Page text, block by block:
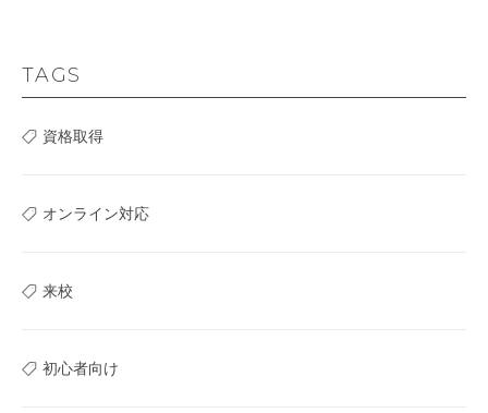
TAGS
資格取得
オンライン対応
来校
初心者向け